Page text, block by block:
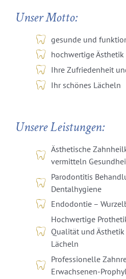
Unser Motto:
gesunde und
hochwertige Ästhetik
Ihre Zufriedenheit
Ihr schönes Lächeln
Unsere Leistungen:
Ästhetische
vermitteln
Parodontitis
Dentalhygiene
Endodontie –
Hochwertige
Qualität und
Lächeln
Professionelle
Erwachsenen-